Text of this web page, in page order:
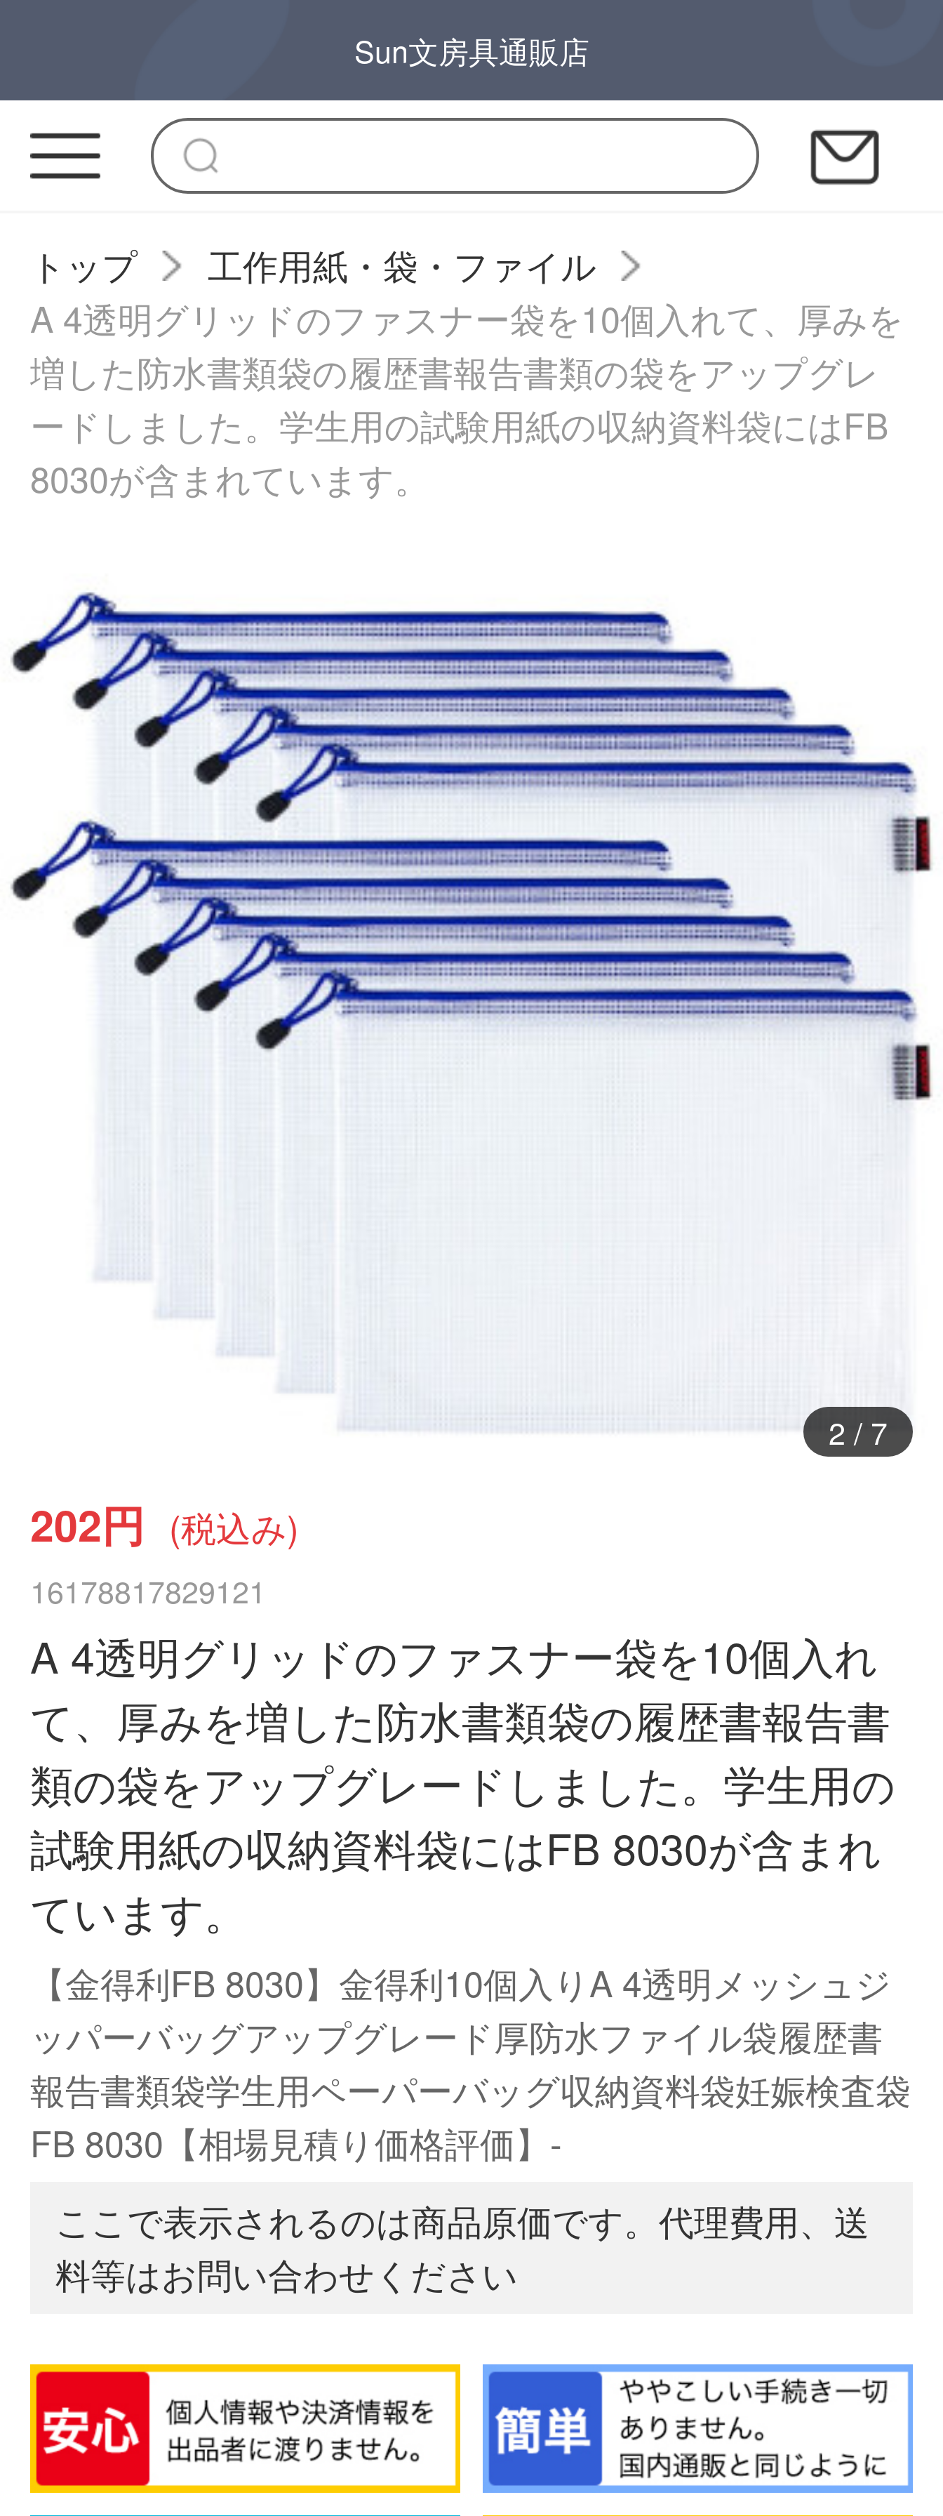
Sun文房具通販店
トップ
工作用紙・袋・ファイル
A 4透明グリッドのファスナー袋を10個入れて、厚みを
増した防水書類袋の履歴書報告書類の袋をアップグレ
ードしました。学生用の試験用紙の収納資料袋にはFB
8030が含まれています。
2 / 7
202円 (税込み)
16178817829121
A 4透明グリッドのファスナー袋を10個入れ
て、厚みを増した防水書類袋の履歴書報告書
類の袋をアップグレードしました。学生用の
試験用紙の収納資料袋にはFB 8030が含まれ
ています。
【金得利FB 8030】金得利10個入りA 4透明メッシュジ
ッパーバッグアップグレード厚防水ファイル袋履歴書
報告書類袋学生用ペーパーバッグ収納資料袋妊娠検査袋
FB 8030【相場見積り価格評価】-
ここで表示されるのは商品原価です。代理費用、送
料等はお問い合わせください